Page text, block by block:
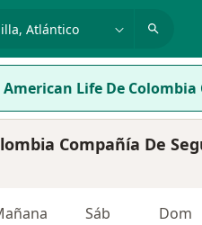
American Life De Colombia
Compañía De
Sáb Dom